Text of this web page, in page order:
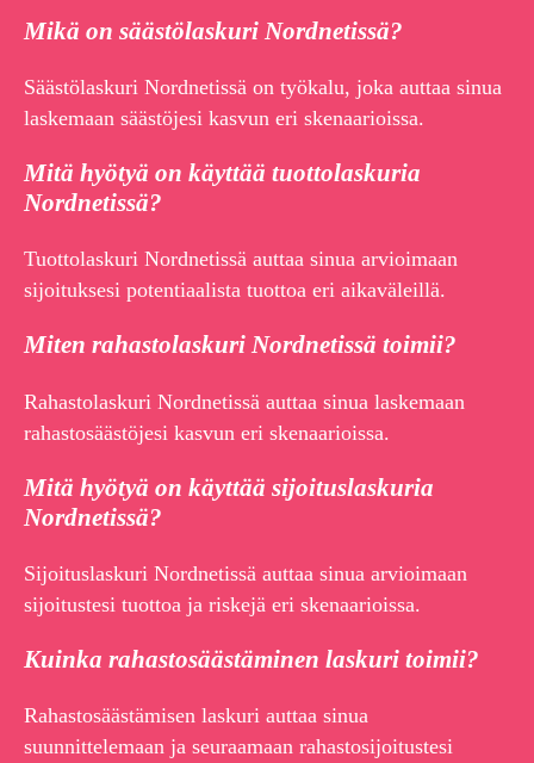
Mikä on säästölaskuri Nordnetissä?
Säästölaskuri Nordnetissä on työkalu, joka auttaa sinua
laskemaan säästöjesi kasvun eri skenaarioissa.
Mitä hyötyä on käyttää tuottolaskuria
Nordnetissä?
Tuottolaskuri Nordnetissä auttaa sinua arvioimaan
sijoituksesi potentiaalista tuottoa eri aikaväleillä.
Miten rahastolaskuri Nordnetissä toimii?
Rahastolaskuri Nordnetissä auttaa sinua laskemaan
rahastosäästöjesi kasvun eri skenaarioissa.
Mitä hyötyä on käyttää sijoituslaskuria
Nordnetissä?
Sijoituslaskuri Nordnetissä auttaa sinua arvioimaan
sijoitustesi tuottoa ja riskejä eri skenaarioissa.
Kuinka rahastosäästäminen laskuri toimii?
Rahastosäästämisen laskuri auttaa sinua
suunnittelemaan ja seuraamaan rahastosijoitustesi